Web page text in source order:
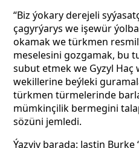
“Biz ýokary derejeli
çagyrýarys we işewür
okamak we türkmen
meselesini gozgamak, bu
subut etmek we Gyzyl Haç
wekillerine beýleki
türkmen türmelerinde
mümkinçilik bermegini
sözüni jemledi.
Ýazyjy barada: Jastin Burke